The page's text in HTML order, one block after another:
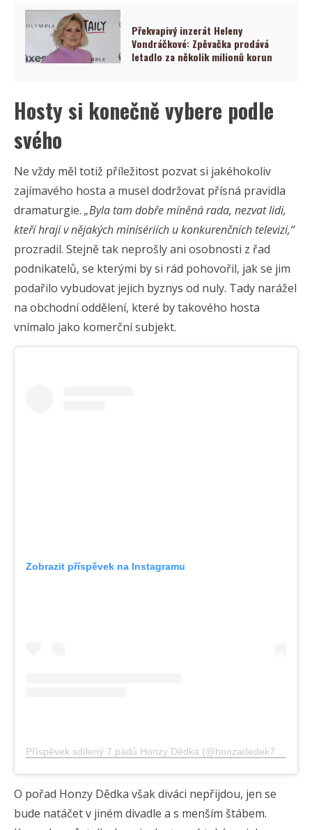
Překvapivý inzerát Heleny
Vondráčkové: Zpěvačka prodává
letadlo za několik milionů korun
Hosty si konečně vybere podle
svého
Ne vždy měl totiž příležitost pozvat si jakéhokoliv
zajímavého hosta a musel dodržovat přísná pravidla
dramaturgie. „Byla tam dobře míněná rada, nezvat lidi,
kteří hrají v nějakých minisériích u konkurenčních televizi,“
prozradil. Stejně tak neprošly ani osobnosti z řad
podnikatelů, se kterými by si rád pohovořil, jak se jim
podařilo vybudovat jejich byznys od nuly. Tady narážel
na obchodní oddělení, které by takového hosta
vnímalo jako komerční subjekt.
Zobrazit příspěvek na Instagramu
O pořad Honzy Dědka však diváci nepřijdou, jen se
bude natáčet v jiném divadle a s menším štábem.